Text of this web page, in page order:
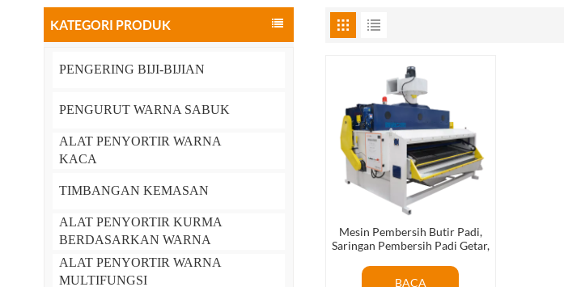
KATEGORI PRODUK
PENGERING BIJI-BIJIAN
PENGURUT WARNA SABUK
ALAT PENYORTIR WARNA
KACA
TIMBANGAN KEMASAN
ALAT PENYORTIR KURMA
BERDASARKAN WARNA
ALAT PENYORTIR WARNA
MULTIFUNGSI
Mesin Pembersih Butir Padi,
Saringan Pembersih Padi Getar,
BACA